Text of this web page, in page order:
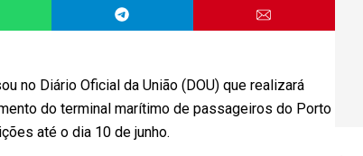
no Diário Oficial da União (DOU) que realizará
do terminal marítimo de passageiros do Porto
até o dia 10 de junho.